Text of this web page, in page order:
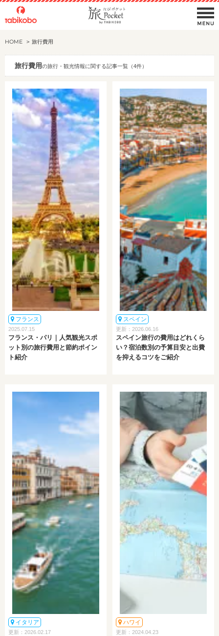
HOME 旅行費用
旅行費用の旅行・観光情報に関する記事一覧（4件）
フランス
2025.07.15
フランス・パリ｜人気観光スポ
ット別の旅行費用と節約ポイン
ト紹介
スペイン
更新：2026.06.16
スペイン旅行の費用はどれくら
い？宿泊数別の予算目安と出費
を抑えるコツをご紹介
イタリア
更新：2026.02.17
ハワイ
更新：2024.04.23